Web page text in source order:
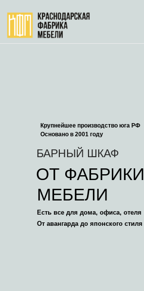
БАРНЫЙ ШКАФ
ОТ ФАБРИКИ
МЕБЕЛИ
Есть все для дома, офиса, отеля
От авангарда до японского стиля
Крупнейшее производство юга РФ
Основано в 2001 году